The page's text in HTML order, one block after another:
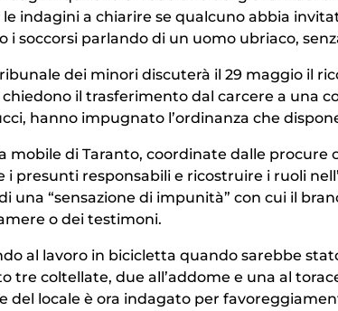
indagini a chiarire se qualcuno abbia
i soccorsi parlando di un uomo ubriaco,
dei minori discuterà il 29 maggio il
il trasferimento dal carcere a una
hanno impugnato l’ordinanza che
mobile di Taranto, coordinate dalle
presunti responsabili e ricostruire i ruoli
una “sensazione di impunità” con cui il
o dei testimoni.
al lavoro in bicicletta quando sarebbe
tre coltellate, due all’addome e una al
del locale è ora indagato per